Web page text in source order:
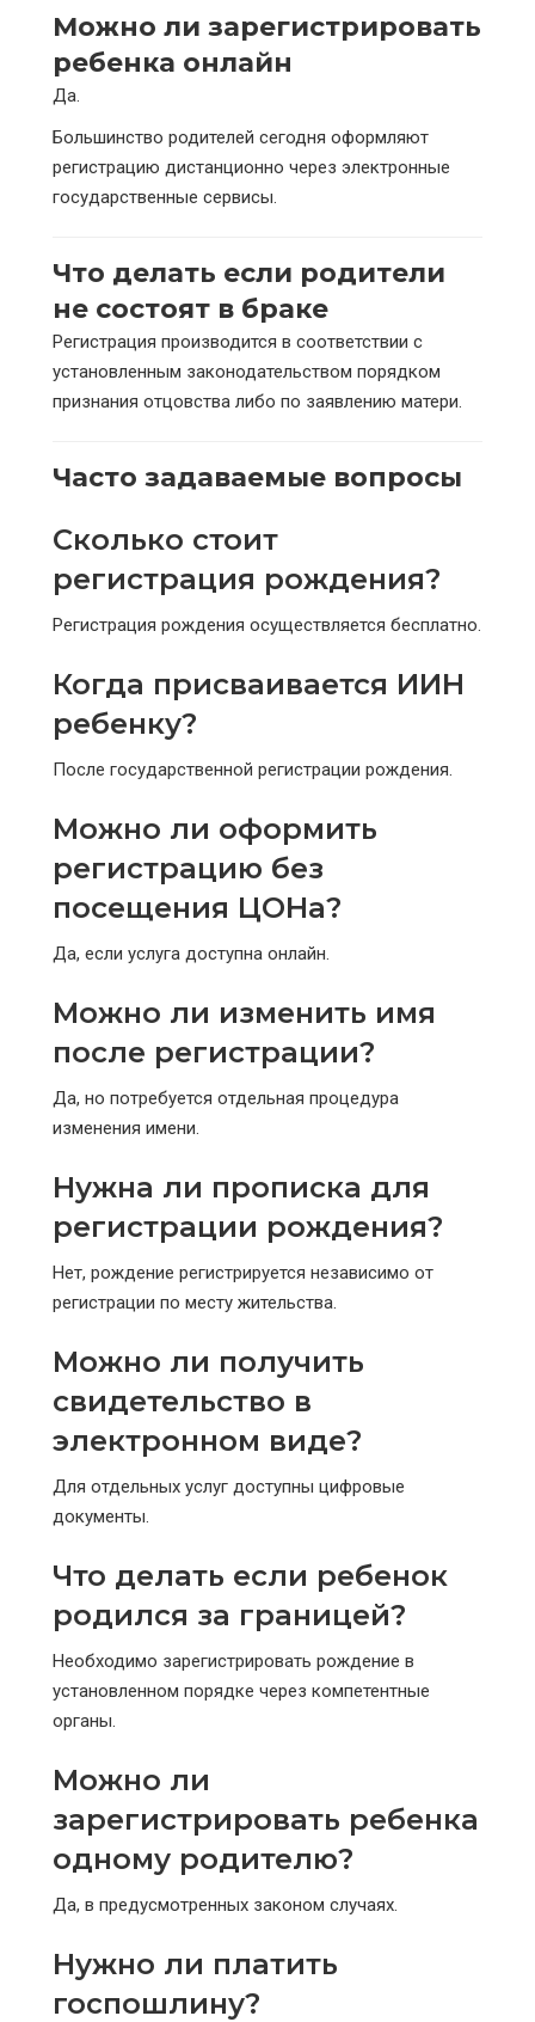
Можно ли зарегистрировать
ребенка онлайн
Да.
Большинство родителей сегодня оформляют
регистрацию дистанционно через электронные
государственные сервисы.
Что делать если родители
не состоят в браке
Регистрация производится в соответствии с
установленным законодательством порядком
признания отцовства либо по заявлению матери.
Часто задаваемые вопросы
Сколько стоит
регистрация рождения?
Регистрация рождения осуществляется бесплатно.
Когда присваивается ИИН
ребенку?
После государственной регистрации рождения.
Можно ли оформить
регистрацию без
посещения ЦОНа?
Да, если услуга доступна онлайн.
Можно ли изменить имя
после регистрации?
Да, но потребуется отдельная процедура
изменения имени.
Нужна ли прописка для
регистрации рождения?
Нет, рождение регистрируется независимо от
регистрации по месту жительства.
Можно ли получить
свидетельство в
электронном виде?
Для отдельных услуг доступны цифровые
документы.
Что делать если ребенок
родился за границей?
Необходимо зарегистрировать рождение в
установленном порядке через компетентные
органы.
Можно ли
зарегистрировать ребенка
одному родителю?
Да, в предусмотренных законом случаях.
Нужно ли платить
госпошлину?